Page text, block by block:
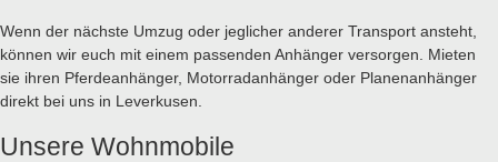
Wenn der nächste Umzug oder jeglicher anderer Transport ansteht,
können wir euch mit einem passenden Anhänger versorgen. Mieten
sie ihren Pferdeanhänger, Motorradanhänger oder Planenanhänger
direkt bei uns in Leverkusen.
Unsere Wohnmobile